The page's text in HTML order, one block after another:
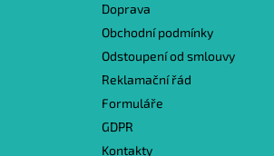
Doprava
Obchodní podmínky
Odstoupení od smlouvy
Reklamační řád
Formuláře
GDPR
Kontakty